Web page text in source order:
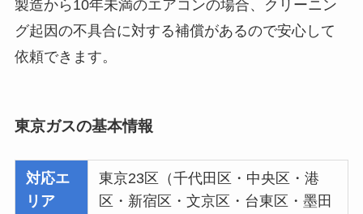
製造から10年未満のエアコンの場合、クリーニン
グ起因の不具合に対する補償があるので安心して
依頼できます。
東京ガスの基本情報
対応エ
リア
東京23区（千代田区・中央区・港
区・新宿区・文京区・台東区・墨田